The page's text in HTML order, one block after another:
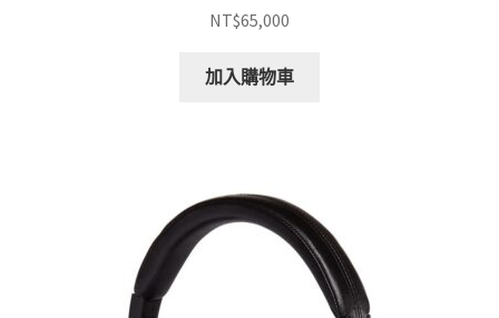
NT$65,000
加入購物車